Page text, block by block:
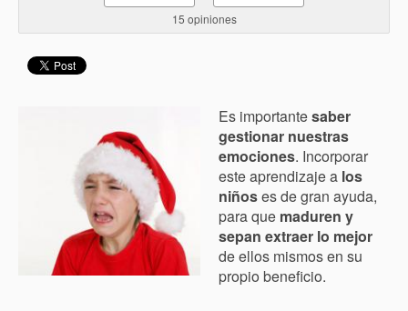
15 opiniones
Es importantesaber
gestionar nuestras
emociones. Incorporar
este aprendizaje a los
niñoses de gran ayuda,
para que maduren y
sepan extraer lo mejor
de ellos mismos en su
propio beneficio.